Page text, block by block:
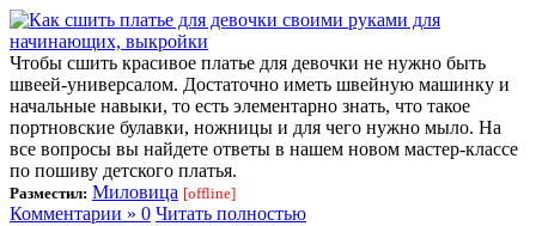
Чтобы сшить красивое платье для девочки не нужно быть
швеей-универсалом. Достаточно иметь швейную машинку и
начальные навыки, то есть элементарно знать, что такое
портновские булавки, ножницы и для чего нужно мыло. На
все вопросы вы найдете ответы в нашем новом мастер-классе
по пошиву детского платья.
Разместил: Миловица [offline]
Комментарии » 0 Читать полностью